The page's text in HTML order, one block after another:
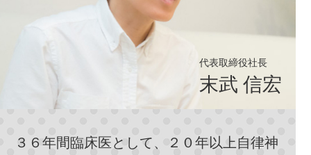
代表取締役社長
末武 信宏
３６年間臨床医として、２０年以上自律神